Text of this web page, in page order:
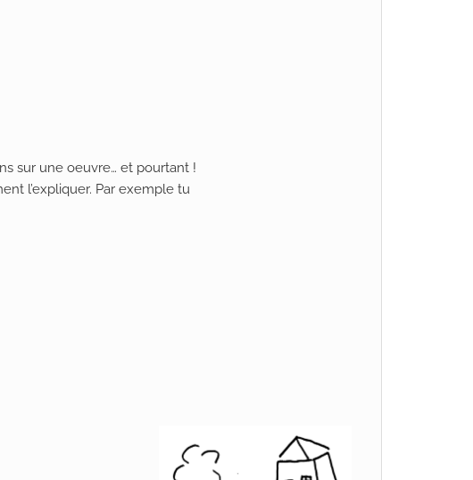
sur une oeuvre… et pourtant !
l’expliquer. Par exemple tu